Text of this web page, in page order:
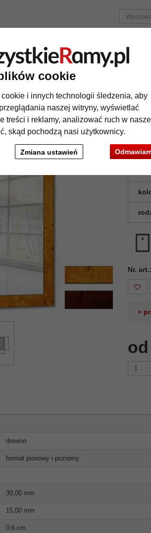
cookie
i innych technologii śledzenia, aby
naszej witryny, wyświetlać
treści i reklamy, analizować ruch w
skąd pochodzą nasi użytkownicy.
Zmiana ustawień
Tylko 25,95 zł za wysyłkę.
Dogo
Nr.
»
od
drewno
format pionowy i poziomy
30,00 mm
15,00 mm
0,6 cm